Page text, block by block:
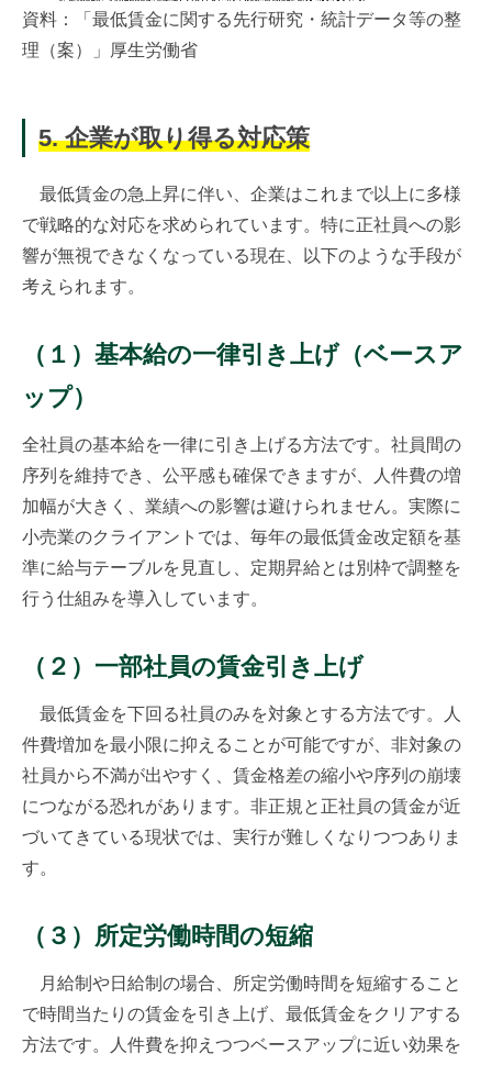
資料：「最低賃金に関する先行研究・統計データ等の整
理（案）」厚生労働省
5. 企業が取り得る対応策
最低賃金の急上昇に伴い、企業はこれまで以上に多様
で戦略的な対応を求められています。特に正社員への影
響が無視できなくなっている現在、以下のような手段が
考えられます。
（１）基本給の一律引き上げ（ベースア
ップ）
全社員の基本給を一律に引き上げる方法です。社員間の
序列を維持でき、公平感も確保できますが、人件費の増
加幅が大きく、業績への影響は避けられません。実際に
小売業のクライアントでは、毎年の最低賃金改定額を基
準に給与テーブルを見直し、定期昇給とは別枠で調整を
行う仕組みを導入しています。
（２）一部社員の賃金引き上げ
最低賃金を下回る社員のみを対象とする方法です。人
件費増加を最小限に抑えることが可能ですが、非対象の
社員から不満が出やすく、賃金格差の縮小や序列の崩壊
につながる恐れがあります。非正規と正社員の賃金が近
づいてきている現状では、実行が難しくなりつつありま
す。
（３）所定労働時間の短縮
月給制や日給制の場合、所定労働時間を短縮すること
で時間当たりの賃金を引き上げ、最低賃金をクリアする
方法です。人件費を抑えつつベースアップに近い効果を